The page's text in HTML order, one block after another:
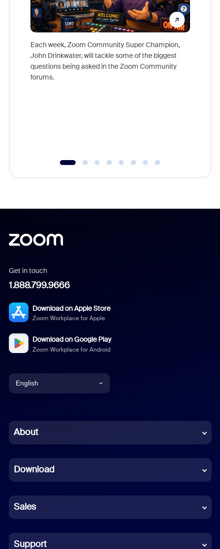
Each week, Zoom Community Super Champion,
John Drinkwater, will tackle some of the biggest
questions being asked in the Zoom Community
forums.
Get in touch
1.888.799.9666
Download on Apple Store
Zoom Workplace for Apple
Download on Google Play
Zoom Workplace for Android
English
Chinese (Simplified)
French
German
Indonesian
Italian
About
Download
Sales
Support